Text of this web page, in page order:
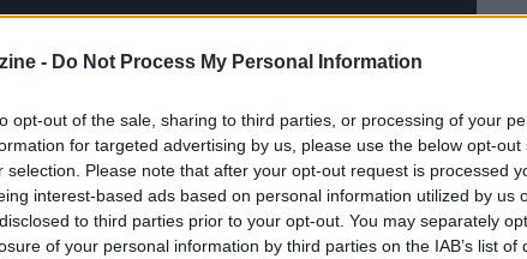
- Do Not Process My Personal Information
opt-out of the sale, sharing to third parties, or processing of your
for targeted advertising by us, please use the below opt-out
selection. Please note that after your opt-out request is processed
interest-based ads based on personal information utilized by us
to third parties prior to your opt-out. You may separately
of your personal information by third parties on the IAB’s list of
Giornata Mondiale delle Comunicazioni
apparire inizialmente banale, ma offre una
interroga la società contemporanea, in
sempre di più.